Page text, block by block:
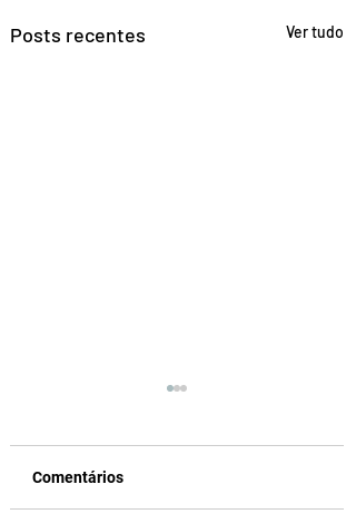
Posts recentes Ver tudo
Comentários